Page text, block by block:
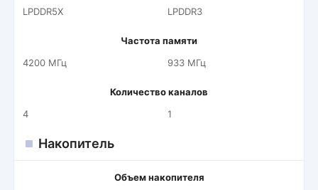
LPDDR5X
LPDDR3
Частота памяти
4200 МГц
933 МГц
Количество каналов
4
1
Накопитель
Объем накопителя